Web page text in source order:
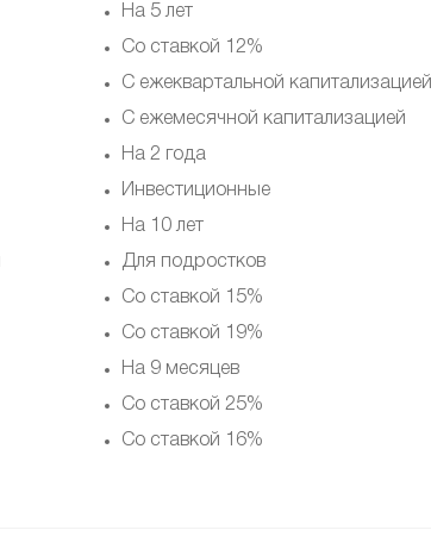
На 5 лет
Со ставкой 12%
С ежеквартальной капитализацией
С ежемесячной капитализацией
На 2 года
Инвестиционные
На 10 лет
Для подростков
Со ставкой 15%
Со ставкой 19%
На 9 месяцев
Со ставкой 25%
Со ставкой 16%